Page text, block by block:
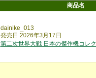
商品名
dainike_013
発売日 2026年3月17日
第二次世界大戦 日本の傑作機コレ